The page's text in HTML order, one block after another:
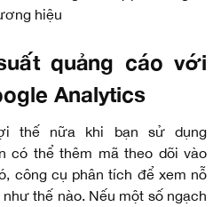
hiệu
quảng cáo với
Analytics
thế nữa khi bạn sử dụng
có thể thêm mã theo dõi vào
công cụ phân tích để xem nỗ
thế nào. Nếu một số ngạch